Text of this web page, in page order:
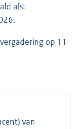
als:
op 11
van